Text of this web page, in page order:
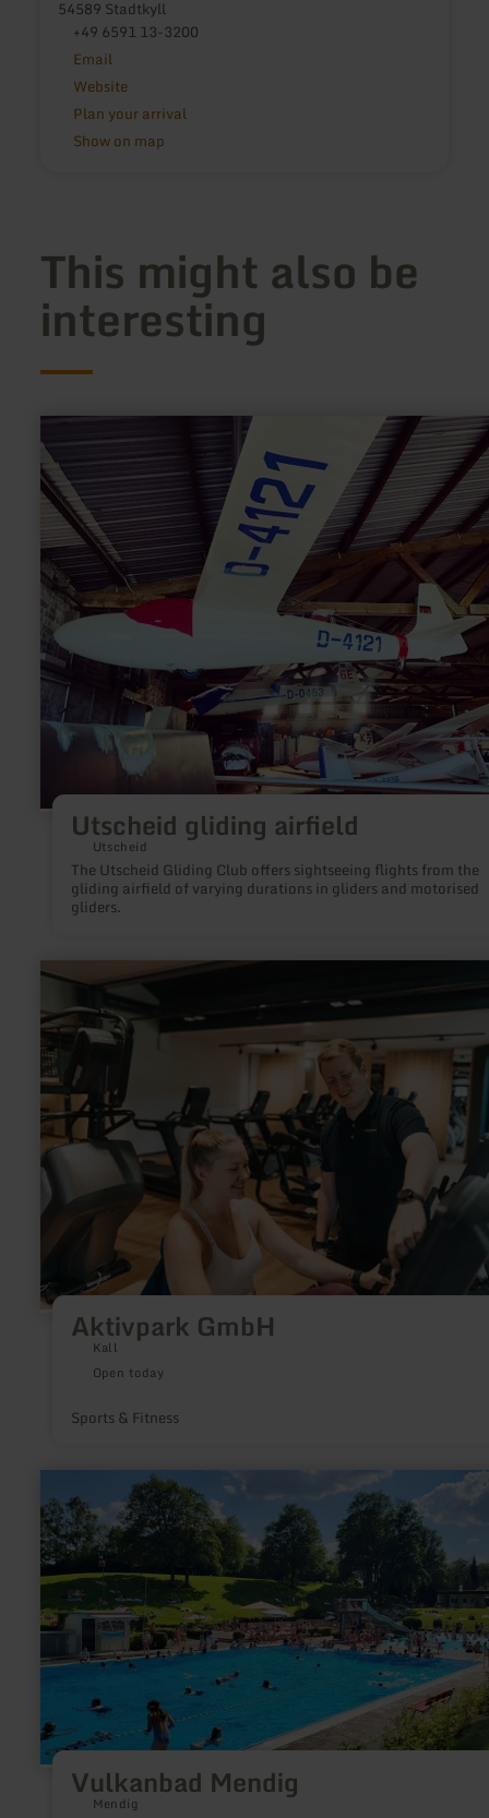
54589 Stadtkyll
+49 6591 13-3200
Email
Website
Plan your arrival
Show on map
This might also be
interesting
Utscheid gliding airfield
Utscheid
The Utscheid Gliding Club offers sightseeing flights from the
gliding airfield of varying durations in gliders and motorised
gliders.
more
about:
Utscheid
gliding
airfield
Aktivpark GmbH
Kall
Open today
Sports & Fitness
learn
more
about:
Aktivpark
GmbH
Vulkanbad Mendig
Mendig
more
about:
Vulkanbad
Mendig